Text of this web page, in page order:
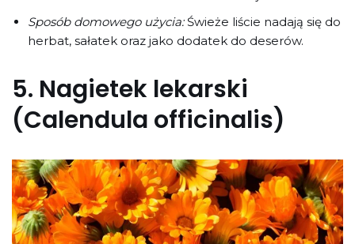
Sposób domowego użycia:Świeże liście nadają się do
herbat, sałatek oraz jako dodatek do deserów.
5. Nagietek lekarski
(Calendula officinalis)